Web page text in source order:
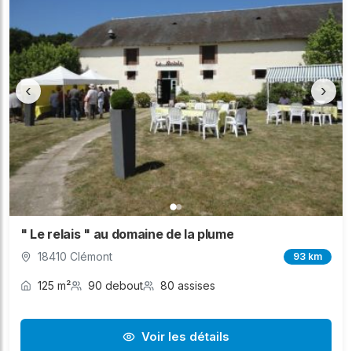
‹ ›
" Le relais " au domaine de la plume
18410 Clémont 93 km
125 m² 90 debout 80 assises
Voir les détails